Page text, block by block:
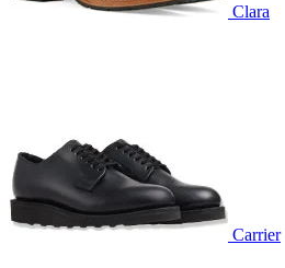
Clara
Carrier